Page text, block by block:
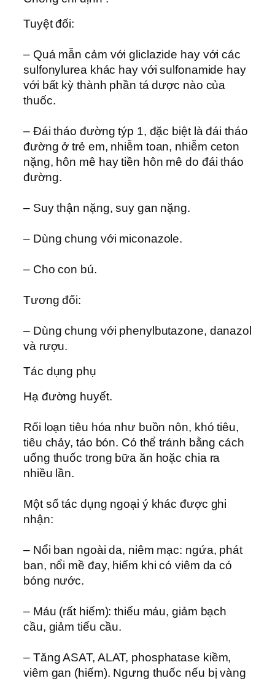
Tuyệt đối:
– Quá mẫn cảm với gliclazide hay với các
sulfonylurea khác hay với sulfonamide hay
với bất kỳ thành phần tá dược nào của
thuốc.
– Ðái tháo đường týp 1, đặc biệt là đái tháo
đường ở trẻ em, nhiễm toan, nhiễm ceton
nặng, hôn mê hay tiền hôn mê do đái tháo
đường.
– Suy thận nặng, suy gan nặng.
– Dùng chung với miconazole.
– Cho con bú.
Tương đối:
– Dùng chung với phenylbutazone, danazol
và rượu.
Tác dụng phụ
Hạ đường huyết.
Rối loạn tiêu hóa như buồn nôn, khó tiêu,
tiêu chảy, táo bón. Có thể tránh bằng cách
uống thuốc trong bữa ăn hoặc chia ra
nhiều lần.
Một số tác dụng ngoại ý khác được ghi
nhận:
– Nổi ban ngoài da, niêm mạc: ngứa, phát
ban, nổi mề đay, hiếm khi có viêm da có
bóng nước.
– Máu (rất hiếm): thiếu máu, giảm bạch
cầu, giảm tiểu cầu.
– Tăng ASAT, ALAT, phosphatase kiềm,
viêm gan (hiếm). Ngưng thuốc nếu bị vàng